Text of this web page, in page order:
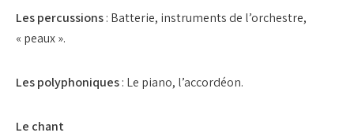
Les percussions: Batterie, instruments de l’orchestre,
« peaux ».
Les polyphoniques: Le piano, l’accordéon.
Le chant